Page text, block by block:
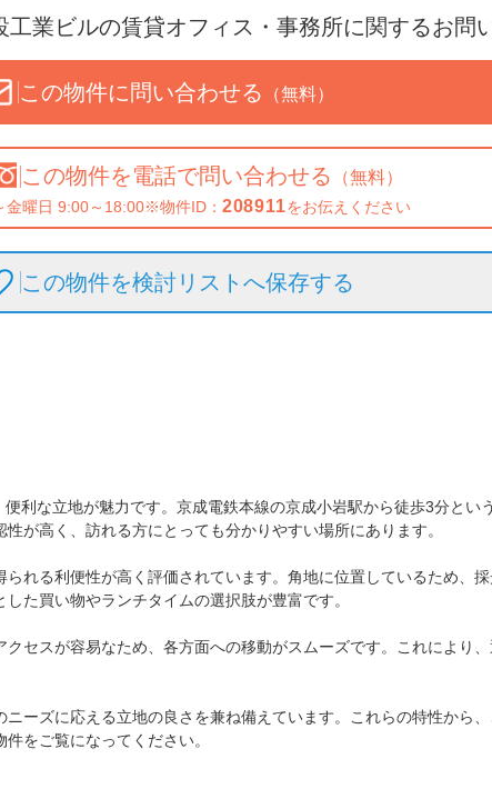
工業ビルの賃貸オフィス・事務所に関するお問
この物件に問い合わせる （無料）
この物件を電話で問い合わせる （無料）
金曜日 9:00～18:00※物件ID： 208911をお伝えください
この物件を検討リストへ保存する
利な立地が魅力です。京成電鉄本線の京成小岩駅から徒歩3分と
が高く、訪れる方にとっても分かりやすい場所にあります。
れる利便性が高く評価されています。角地に位置しているため、
た買い物やランチタイムの選択肢が豊富です。
セスが容易なため、各方面への移動がスムーズです。これにより
ーズに応える立地の良さを兼ね備えています。これらの特性から
をご覧になってください。